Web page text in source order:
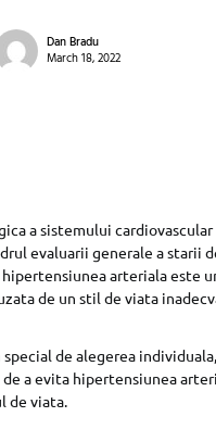
Dan Bradu
March 18, 2022
a sistemului
evaluarii generale a starii
arteriala este
de un stil de viata
de alegerea
a evita hipertensiunea
de viata.